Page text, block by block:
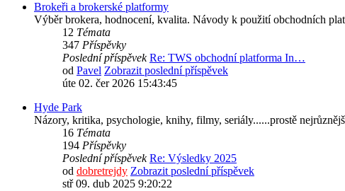
Brokeři a brokerské platformy
Výběr brokera, hodnocení, kvalita. Návody k použití obchodních
12 Témata
347 Příspěvky
Poslední příspěvek Re: TWS obchodní platforma In…
od Pavel Zobrazit poslední příspěvek
úte 02. čer 2026 15:43:45
Hyde Park
Názory, kritika, psychologie, knihy, filmy, seriály......prostě
16 Témata
194 Příspěvky
Poslední příspěvek Re: Výsledky 2025
od dobretrejdy Zobrazit poslední příspěvek
stř 09. dub 2025 9:20:22